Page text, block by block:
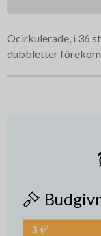
Ocirkulerade, i 36
dubbletter
3